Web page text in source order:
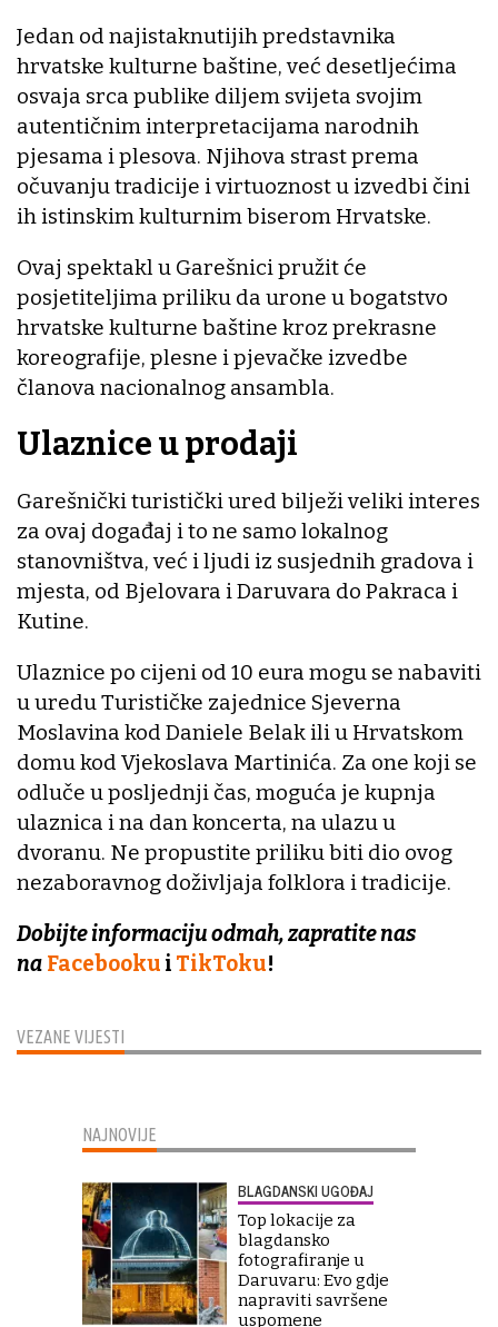
VEZANE VIJESTI
Jedan od najistaknutijih predstavnika
hrvatske kulturne baštine, već desetljećima
osvaja srca publike diljem svijeta svojim
autentičnim interpretacijama narodnih
pjesama i plesova. Njihova strast prema
očuvanju tradicije i virtuoznost u izvedbi čini
ih istinskim kulturnim biserom Hrvatske.
Ovaj spektakl u Garešnici pružit će
posjetiteljima priliku da urone u bogatstvo
hrvatske kulturne baštine kroz prekrasne
koreografije, plesne i pjevačke izvedbe
članova nacionalnog ansambla.
Ulaznice u prodaji
Garešnički turistički ured bilježi veliki interes
za ovaj događaj i to ne samo lokalnog
stanovništva, već i ljudi iz susjednih gradova i
mjesta, od Bjelovara i Daruvara do Pakraca i
Kutine.
Ulaznice po cijeni od 10 eura mogu se nabaviti
u uredu Turističke zajednice Sjeverna
Moslavina kod Daniele Belak ili u Hrvatskom
domu kod Vjekoslava Martinića. Za one koji se
odluče u posljednji čas, moguća je kupnja
ulaznica i na dan koncerta, na ulazu u
dvoranu. Ne propustite priliku biti dio ovog
nezaboravnog doživljaja folklora i tradicije.
Dobijte informaciju odmah, zapratite nas
na Facebooku i TikToku!
NAJNOVIJE
BLAGDANSKI UGOĐAJ
Top lokacije za
blagdansko
fotografiranje u
Daruvaru: Evo gdje
napraviti savršene
uspomene